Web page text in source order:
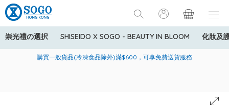
崇光禮の選択 SHISEIDO X SOGO - BEAUTY IN BLOOM 化妝及
美國運通Explorer®信用卡會員購物禮遇：高達5%簽賬回贈！
購買一般貨品(冷凍食品除外)滿$600，可享免費送貨服務
寄送中國內地服務只適用於指定商品，若訂單金額少於HK$600(折